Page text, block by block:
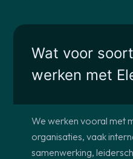
Wat voor
werken met
We werken vooral met
organisaties, vaak
samenwerking,